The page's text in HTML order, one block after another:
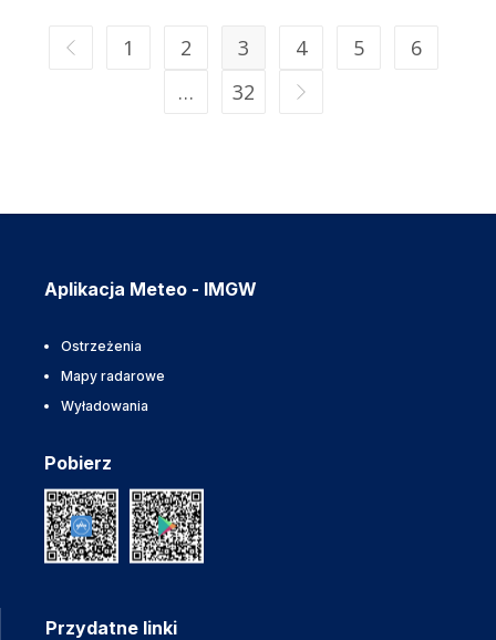
1 2 3 4 5
6
…
32
Aplikacja Meteo - IMGW
Ostrzeżenia
Mapy radarowe
Wyładowania
Pobierz
Przydatne linki